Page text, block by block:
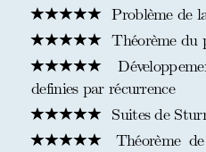
Problème de
Théorème du
definies par récurrence
Suites de
Théorème